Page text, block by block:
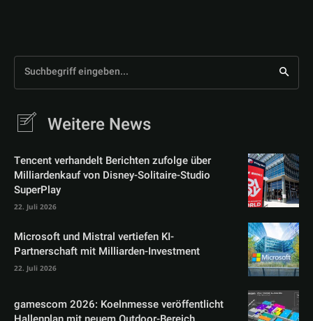
Suchbegriff eingeben...
Weitere News
Tencent verhandelt Berichten zufolge über
Milliardenkauf von Disney-Solitaire-Studio
SuperPlay
22. Juli 2026
Microsoft und Mistral vertiefen KI-
Partnerschaft mit Milliarden-Investment
22. Juli 2026
gamescom 2026: Koelnmesse veröffentlicht